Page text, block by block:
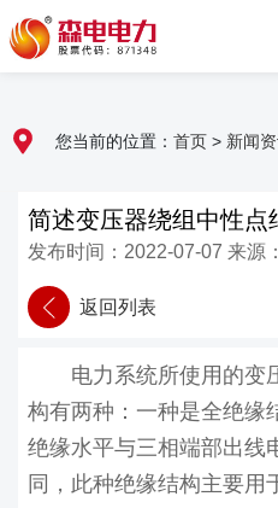
您当前的位置： 首页 > 新闻
简述变压器绕组中性点
发布时间：2022-07-07 来源
返回列表
电力系统所使用的变
构有两种：一种是全绝缘
绝缘水平与三相端部出线
同，此种绝缘结构主要用